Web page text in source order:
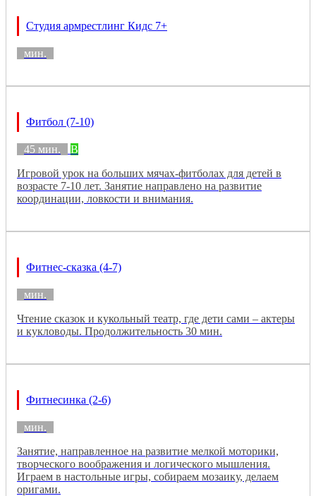
Студия армрестлинг Кидс 7+
мин.
Фитбол (7-10)
45 мин.
B
Игровой урок на больших мячах-фитболах для детей в
возрасте 7-10 лет. Занятие направлено на развитие
координации, ловкости и внимания.
Фитнес-сказка (4-7)
мин.
Чтение сказок и кукольный театр, где дети сами – актеры
и кукловоды. Продолжительность 30 мин.
Фитнесинка (2-6)
мин.
Занятие, направленное на развитие мелкой моторики,
творческого воображения и логического мышления.
Играем в настольные игры, собираем мозаику, делаем
оригами.